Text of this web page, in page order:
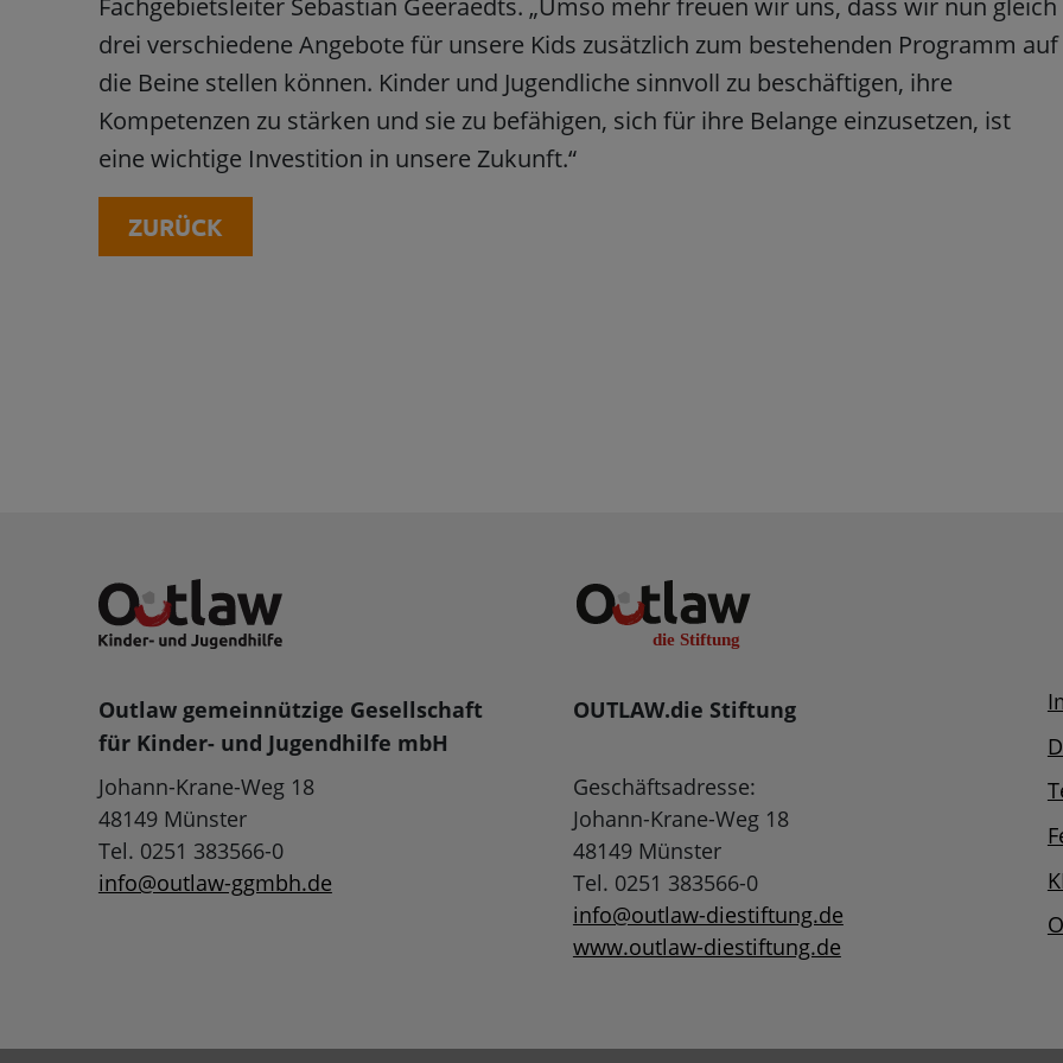
Fachgebietsleiter Sebastian Geeraedts. „Umso mehr freuen wir uns, dass wir nun gleich
drei verschiedene Angebote für unsere Kids zusätzlich zum bestehenden Programm auf
die Beine stellen können. Kinder und Jugendliche sinnvoll zu beschäftigen, ihre
Kompetenzen zu stärken und sie zu befähigen, sich für ihre Belange einzusetzen, ist
eine wichtige Investition in unsere Zukunft.“
ZURÜCK
Outlaw gemeinnützige Gesellschaft
für Kinder- und Jugendhilfe mbH
Johann-Krane-Weg 18
48149 Münster
Tel. 0251 383566-0
info@outlaw-ggmbh.de
OUTLAW.die Stiftung
Geschäftsadresse:
Johann-Krane-Weg 18
48149 Münster
Tel. 0251 383566-0
info@outlaw-diestiftung.de
www.outlaw-diestiftung.de